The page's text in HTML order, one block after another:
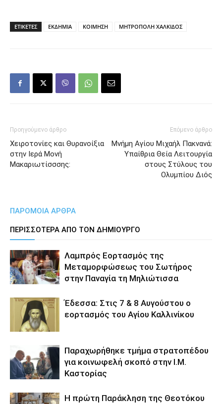
ΕΤΙΚΕΤΕΣ ΕΚΔΗΜΙΑ ΚΟΙΜΗΣΗ ΜΗΤΡΟΠΟΛΗ ΧΑΛΚΙΔΟΣ
Προηγούμενο άρθρο
Χειροτονίες και Θυρανοίξια
στην Ιερά Μονή
Μακαριωτίσσσης:
Επόμενο άρθρο
Μνήμη Αγίου Μιχαήλ Πακνανά:
Υπαίθρια Θεία Λειτουργία
στους Στύλους του
Ολυμπίου Διός
ΠΑΡΟΜΟΙΑ ΑΡΘΡΑ
ΠΕΡΙΣΣΟΤΕΡΑ ΑΠΟ ΤΟΝ ΔΗΜΙΟΥΡΓΟ
Λαμπρός Εορτασμός της
Μεταμορφώσεως του Σωτήρος
στην Παναγία τη Μηλιώτισσα
Έδεσσα: Στις 7 & 8 Αυγούστου ο
εορτασμός του Αγίου Καλλινίκου
Παραχωρήθηκε τμήμα στρατοπέδου
για κοινωφελή σκοπό στην Ι.Μ.
Καστορίας
Η πρώτη Παράκληση της Θεοτόκου